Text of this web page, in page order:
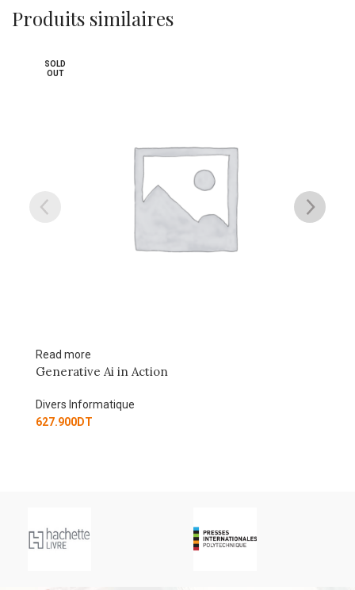
Produits similaires
SOLD
OUT
Read more
Generative Ai in Action
Divers Informatique
627.900DT